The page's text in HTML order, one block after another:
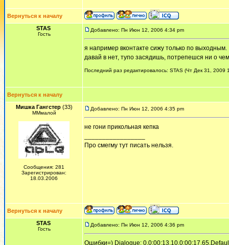
Вернуться к началу
STAS
Гость
Добавлено: Пн Июн 12, 2006 4:34 pm
я например вконтакте сижу только по
давай в нет, тупо засядишь, потрепешся ни о
Последний раз редактировалось: STAS (Чт Дек 31, 2009
Вернуться к началу
Мишка Гангстер(33)
ММмалой
Сообщения: 281
Зарегистрирован:
18.03.2006
Добавлено: Пн Июн 12, 2006 4:35 pm
не гони прикольная кепка
Про смегму тут писать нельзя.
Вернуться к началу
STAS
Гость
Добавлено: Пн Июн 12, 2006 4:36 pm
Ошибки=) Dialogue: